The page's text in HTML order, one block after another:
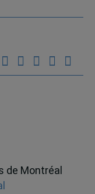
de Montréal